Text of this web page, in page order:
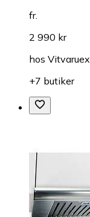
fr.
2 990 kr
hos
+7 butiker